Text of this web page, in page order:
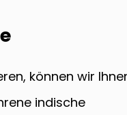
können wir
indische